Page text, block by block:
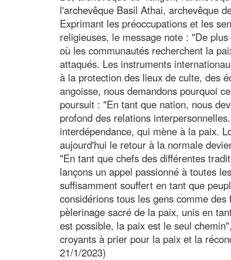
l'archevêque Basil Athai, archevêque
Exprimant les préoccupations et les
religieuses, le message note : "De
où les communautés recherchent la
attaqués. Les instruments
à la protection des lieux de culte, des
angoisse, nous demandons pourquoi
poursuit : "En tant que nation, nous
profond des relations
interdépendance, qui mène à la paix.
aujourd'hui le retour à la normale
"En tant que chefs des différentes
lançons un appel passionné à toutes
suffisamment souffert en tant que
considérions tous les gens comme
pèlerinage sacré de la paix, unis en
est possible, la paix est le seul
croyants à prier pour la paix et la
21/1/2023)